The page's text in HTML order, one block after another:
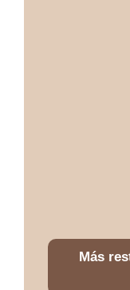
Más